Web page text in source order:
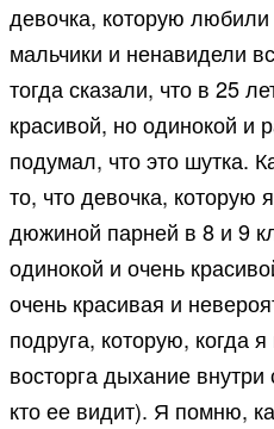
девочка, которую любили
мальчики и ненавидели
тогда сказали, что в 25
красивой, но одинокой и
подумал, что это шутка.
то, что девочка,
дюжиной парней в 8 и 9
одинокой и очень
очень красивая и
подруга, которую, когда
восторга дыхание внутри
кто ее видит). Я помню,